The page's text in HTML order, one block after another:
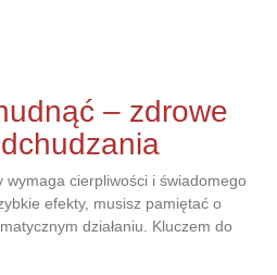
– zdrowe
cierpliwości i świadomego
efekty, musisz pamiętać o
działaniu. Kluczem do